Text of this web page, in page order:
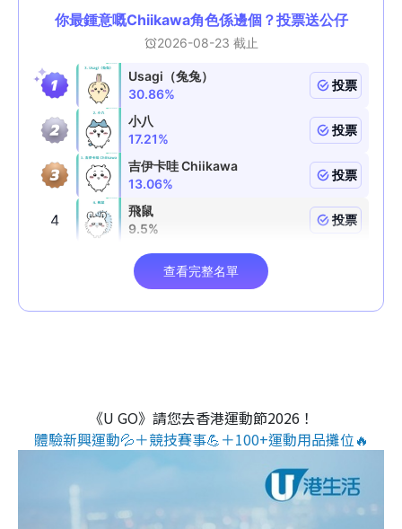
《U GO》請您去香港運動節2026！
體驗新興運動💦＋競技賽事💪＋100+運動用品攤位🔥